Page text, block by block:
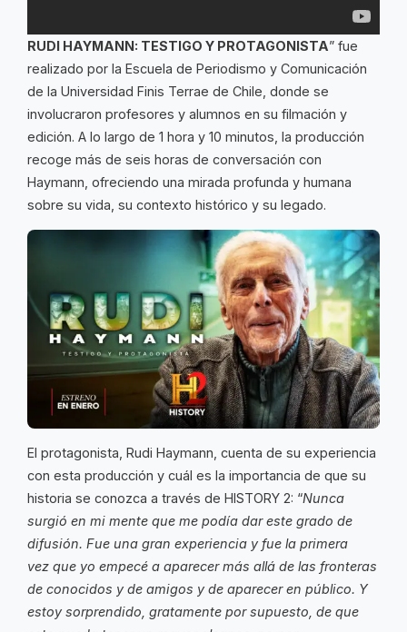
RUDI HAYMANN: TESTIGO Y PROTAGONISTA” fue
realizado por la Escuela de Periodismo y Comunicación
de la Universidad Finis Terrae de Chile, donde se
involucraron profesores y alumnos en su filmación y
edición. A lo largo de 1 hora y 10 minutos, la producción
recoge más de seis horas de conversación con
Haymann, ofreciendo una mirada profunda y humana
sobre su vida, su contexto histórico y su legado.
El protagonista, Rudi Haymann, cuenta de su experiencia
con esta producción y cuál es la importancia de que su
historia se conozca a través de HISTORY 2: “Nunca
surgió en mi mente que me podía dar este grado de
difusión. Fue una gran experiencia y fue la primera
vez que yo empecé a aparecer más allá de las fronteras
de conocidos y de amigos y de aparecer en público. Y
estoy sorprendido, gratamente por supuesto, de que